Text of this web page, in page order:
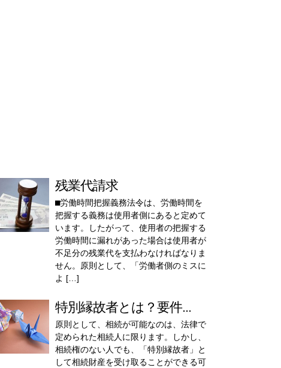
残業代請求
⬛︎労働時間把握義務法令は、労働時間を
把握する義務は使用者側にあると定めて
います。したがって、使用者の把握する
労働時間に漏れがあった場合は使用者が
不足分の残業代を支払わなければなりま
せん。原則として、「労働者側のミスに
よ […]
特別縁故者とは？要件...
原則として、相続が可能なのは、法律で
定められた相続人に限ります。しかし、
相続権のない人でも、「特別縁故者」と
して相続財産を受け取ることができる可